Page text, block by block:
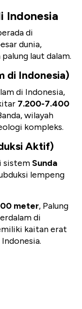
Indonesia
di
dunia,
laut dalam.
di Indonesia)
di Indonesia,
7.200-7.400
wilayah
kompleks.
Aktif)
sistemSunda
lempeng
meter, Palung
di
kaitan erat